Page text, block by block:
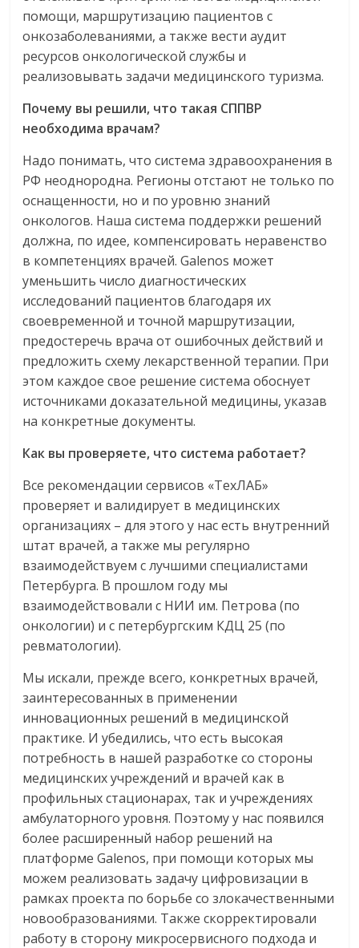
помощи, маршрутизацию пациентов с
онкозаболеваниями, а также вести аудит
ресурсов онкологической службы и
реализовывать задачи медицинского туризма.
Почему вы решили, что такая СППВР
необходима врачам?
Надо понимать, что система здравоохранения в
РФ неоднородна. Регионы отстают не только по
оснащенности, но и по уровню знаний
онкологов. Наша система поддержки решений
должна, по идее, компенсировать неравенство
в компетенциях врачей. Galenos может
уменьшить число диагностических
исследований пациентов благодаря их
своевременной и точной маршрутизации,
предостеречь врача от ошибочных действий и
предложить схему лекарственной терапии. При
этом каждое свое решение система обоснует
источниками доказательной медицины, указав
на конкретные документы.
Как вы проверяете, что система работает?
Все рекомендации сервисов «ТехЛАБ»
проверяет и валидирует в медицинских
организациях – для этого у нас есть внутренний
штат врачей, а также мы регулярно
взаимодействуем с лучшими специалистами
Петербурга. В прошлом году мы
взаимодействовали с НИИ им. Петрова (по
онкологии) и с петербургским КДЦ 25 (по
ревматологии).
Мы искали, прежде всего, конкретных врачей,
заинтересованных в применении
инновационных решений в медицинской
практике. И убедились, что есть высокая
потребность в нашей разработке со стороны
медицинских учреждений и врачей как в
профильных стационарах, так и учреждениях
амбулаторного уровня. Поэтому у нас появился
более расширенный набор решений на
платформе Galenos, при помощи которых мы
можем реализовать задачу цифровизации в
рамках проекта по борьбе со злокачественными
новообразованиями. Также скорректировали
работу в сторону микросервисного подхода и